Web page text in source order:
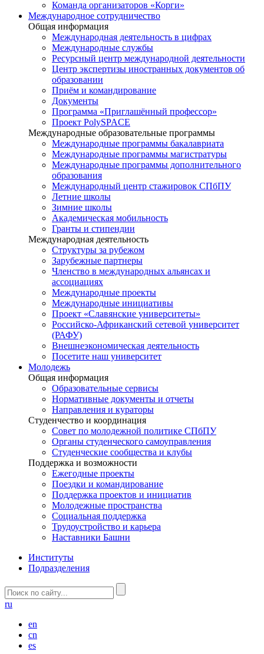
Команда организаторов «Корги»
Международное сотрудничество
Общая информация
Международная деятельность в цифрах
Международные службы
Ресурсный центр международной деятельности
Центр экспертизы иностранных документов об
образовании
Приём и командирование
Документы
Программа «Приглашённый профессор»
Проект PolySPACE
Международные образовательные программы
Международные программы бакалавриата
Международные программы магистратуры
Международные программы дополнительного
образования
Международный центр стажировок СПбПУ
Летние школы
Зимние школы
Академическая мобильность
Гранты и стипендии
Международная деятельность
Структуры за рубежом
Зарубежные партнеры
Членство в международных альянсах и
ассоциациях
Международные проекты
Международные инициативы
Проект «Славянские университеты»
Российско-Африканский сетевой университет
(РАФУ)
Внешнеэкономическая деятельность
Посетите наш университет
Молодежь
Общая информация
Образовательные сервисы
Нормативные документы и отчеты
Направления и кураторы
Студенчество и координация
Совет по молодежной политике СПбПУ
Органы студенческого самоуправления
Студенческие сообщества и клубы
Поддержка и возможности
Ежегодные проекты
Поездки и командирование
Поддержка проектов и инициатив
Молодежные пространства
Социальная поддержка
Трудоустройство и карьера
Наставники Башни
Институты
Подразделения
ru
en
cn
es